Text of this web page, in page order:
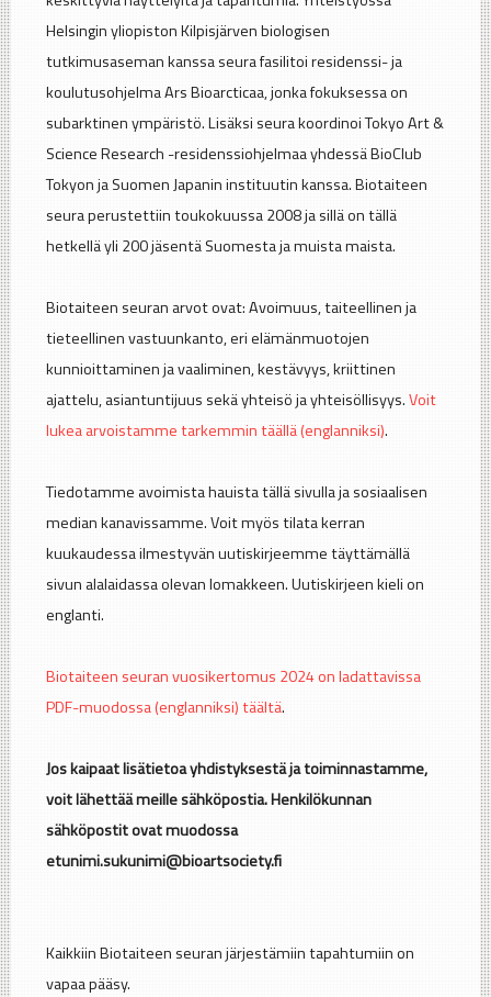
Helsingin yliopiston Kilpisjärven biologisen
tutkimusaseman kanssa seura fasilitoi residenssi- ja
koulutusohjelma Ars Bioarcticaa, jonka fokuksessa on
subarktinen ympäristö. Lisäksi seura koordinoi Tokyo Art &
Science Research -residenssiohjelmaa yhdessä BioClub
Tokyon ja Suomen Japanin instituutin kanssa. Biotaiteen
seura perustettiin toukokuussa 2008 ja sillä on tällä
hetkellä yli 200 jäsentä Suomesta ja muista maista.
Biotaiteen seuran arvot ovat: Avoimuus, taiteellinen ja
tieteellinen vastuunkanto, eri elämänmuotojen
kunnioittaminen ja vaaliminen, kestävyys, kriittinen
ajattelu, asiantuntijuus sekä yhteisö ja yhteisöllisyys.Voit
lukea arvoistamme tarkemmin täällä (englanniksi).
Tiedotamme avoimista hauista tällä sivulla ja sosiaalisen
median kanavissamme. Voit myös tilata kerran
kuukaudessa ilmestyvän uutiskirjeemme täyttämällä
sivun alalaidassa olevan lomakkeen. Uutiskirjeen kieli on
englanti.
Biotaiteen seuran vuosikertomus 2024 on ladattavissa
PDF-muodossa (englanniksi) täältä.
Jos kaipaat lisätietoa yhdistyksestä ja toiminnastamme,
voit lähettää meille sähköpostia. Henkilökunnan
sähköpostit ovat muodossa
etunimi.sukunimi@bioartsociety.fi
Kaikkiin Biotaiteen seuran järjestämiin tapahtumiin on
vapaa pääsy.